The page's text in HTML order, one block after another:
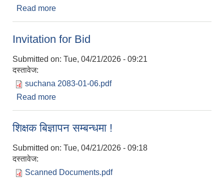
Read more
Invitation for Bid
Submitted on: Tue, 04/21/2026 - 09:21
दस्तावेज:
suchana 2083-01-06.pdf
Read more
शिक्षक बिज्ञापन सम्बन्धमा !
Submitted on: Tue, 04/21/2026 - 09:18
दस्तावेज:
Scanned Documents.pdf